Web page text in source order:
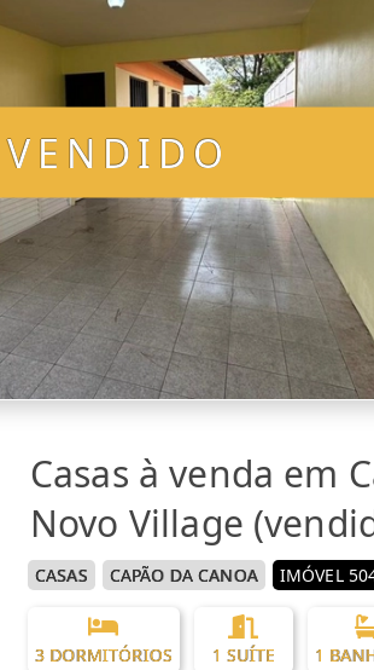
VENDIDO
Casas à venda em
Novo Village
CASAS CAPÃO DA CANOA IMÓVEL
3 DORMITÓRIOS 1 SUÍTE 1